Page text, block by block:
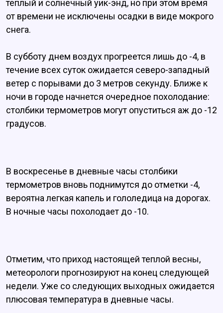
теплый и солнечный уик-энд, но при этом время
от времени не исключены осадки в виде мокрого
снега.
В субботу днем воздух прогреется лишь до -4, в
течение всех суток ожидается северо-западный
ветер с порывами до 3 метров секунду. Ближе к
ночи в городе начнется очередное похолодание:
столбики термометров могут опуститься аж до -12
градусов.
В воскресенье в дневные часы столбики
термометров вновь поднимутся до отметки -4,
вероятна легкая капель и гололедица на дорогах.
В ночные часы похолодает до -10.
Отметим, что приход настоящей теплой весны,
метеорологи прогнозируют на конец следующей
недели. Уже со следующих выходных ожидается
плюсовая температура в дневные часы.